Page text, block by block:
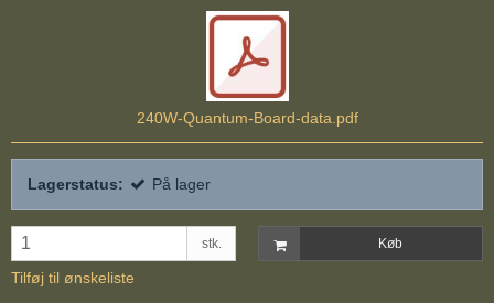
240W-Quantum-Board-data.pdf
Lagerstatus: På lager
stk. Køb
Tilføj til ønskeliste